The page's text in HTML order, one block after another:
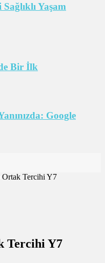
Yaşam
Bir İlk
Google
Tercihi Y7
Tercihi Y7